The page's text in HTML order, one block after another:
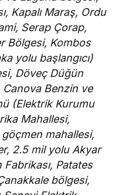
Kapalı Maraş, Ordu
Serap Çorap,
Bölgesi, Kombos
yolu başlangıcı)
Döveç Düğün
Benzin ve
(Elektrik Kurumu
Mahallesi,
mahallesi,
2.5 mil yolu Akyar
Fabrikası, Patates
bölgesi,